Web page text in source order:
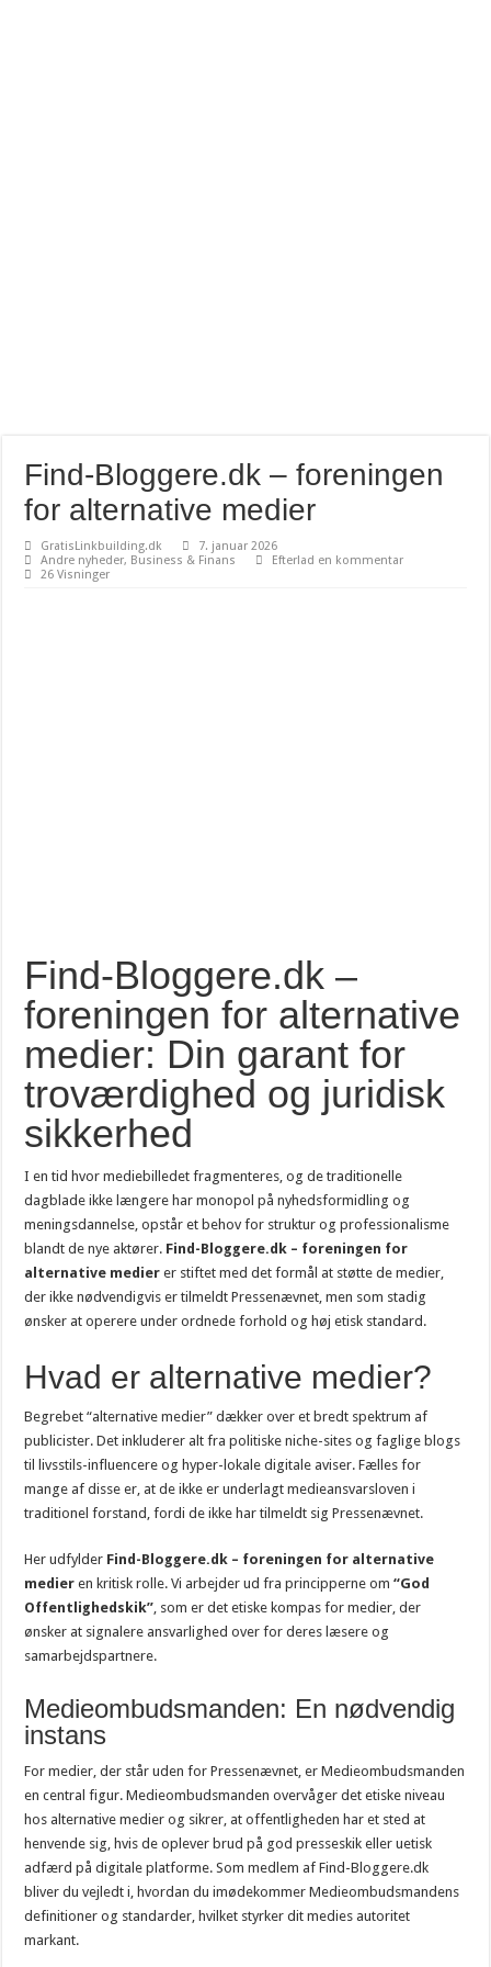
Find-Bloggere.dk – foreningen
for alternative medier
GratisLinkbuilding.dk
7. januar 2026
Andre nyheder, Business & Finans
Efterlad en kommentar
26 Visninger
Find-Bloggere.dk –
foreningen for alternative
medier: Din garant for
troværdighed og juridisk
sikkerhed
I en tid hvor mediebilledet fragmenteres, og de traditionelle
dagblade ikke længere har monopol på nyhedsformidling og
meningsdannelse, opstår et behov for struktur og professionalisme
blandt de nye aktører. Find-Bloggere.dk – foreningen for
alternative medier er stiftet med det formål at støtte de medier,
der ikke nødvendigvis er tilmeldt Pressenævnet, men som stadig
ønsker at operere under ordnede forhold og høj etisk standard.
Hvad er alternative medier?
Begrebet “alternative medier” dækker over et bredt spektrum af
publicister. Det inkluderer alt fra politiske niche-sites og faglige blogs
til livsstils-influencere og hyper-lokale digitale aviser. Fælles for
mange af disse er, at de ikke er underlagt medieansvarsloven i
traditionel forstand, fordi de ikke har tilmeldt sig Pressenævnet.
Her udfylder Find-Bloggere.dk – foreningen for alternative
medier en kritisk rolle. Vi arbejder ud fra principperne om“God
Offentlighedskik”, som er det etiske kompas for medier, der
ønsker at signalere ansvarlighed over for deres læsere og
samarbejdspartnere.
Medieombudsmanden: En nødvendig
instans
For medier, der står uden for Pressenævnet, er Medieombudsmanden
en central figur. Medieombudsmanden overvåger det etiske niveau
hos alternative medier og sikrer, at offentligheden har et sted at
henvende sig, hvis de oplever brud på god presseskik eller uetisk
adfærd på digitale platforme. Som medlem af Find-Bloggere.dk
bliver du vejledt i, hvordan du imødekommer Medieombudsmandens
definitioner og standarder, hvilket styrker dit medies autoritet
markant.